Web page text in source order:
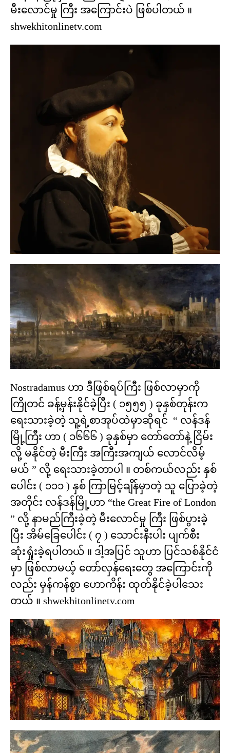
မီးလောင်မှု ကြီး အကြောင်းပဲ ဖြစ်ပါတယ် ။
shwekhitonlinetv.com
Nostradamus ဟာ ဒီဖြစ်ရပ်ကြီး ဖြစ်လာမှာကို
ကြိုတင် ခန့်မှန်းနိုင်ခဲ့ပြီး ( ၁၅၅၅ ) ခုနှစ်တုန်းက
ရေးသားခဲ့တဲ့ သူ့ရဲ့စာအုပ်ထဲမှာဆိုရင် “ လန်ဒန်
မြို့ကြီး ဟာ ( ၁၆၆၆ ) ခုနှစ်မှာ တော်တော်နဲ့ ငြိမ်း
လို့ မနိုင်တဲ့ မီးကြီး အကြီးအကျယ် လောင်လိမ့်
မယ် ” လို့ ရေးသားခဲ့တာပါ ။ တစ်ကယ်လည်း နှစ်
ပေါင်း ( ၁၁၁ ) နှစ် ကြာမြင့်ချိန်မှာတဲ့ သူ ပြောခဲ့တဲ့
အတိုင်း လန်ဒန်မြို့ဟာ “the Great Fire of London
” လို့ နာမည်ကြီးခဲ့တဲ့ မီးလောင်မှု ကြီး ဖြစ်ပွားခဲ့
ပြီး အိမ်ခြေပေါင်း ( ၇ ) သောင်းနီးပါး ပျက်စီး
ဆုံးရှုံးခဲ့ရပါတယ် ။ ဒါ့အပြင် သူဟာ ပြင်သစ်နိုင်ငံ
မှာ ဖြစ်လာမယ့် တော်လှန်ရေးတွေ အကြောင်းကို
လည်း မှန်ကန်စွာ ဟောကိန်း ထုတ်နိုင်ခဲ့ပါသေး
တယ် ။ shwekhitonlinetv.com